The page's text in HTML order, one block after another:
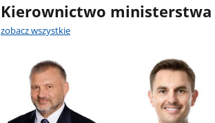
Kierownictwo ministerstwa
zobacz wszystkie